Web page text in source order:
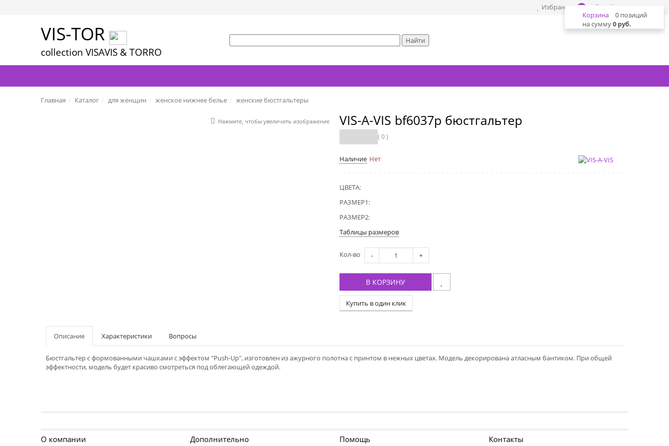
Войти
Избранное 0
VIS-TOR
collection VISAVIS & TORRO
Корзина
0 позиций
на сумму0 руб.
Главная Каталог для женщин женское нижнее белье женские бюстгальтеры
VIS-A-VIS bf6037p бюстгальтер
Нажмите, чтобы увеличить изображение
( 0 )
Наличие Нет
ЦВЕТА:
РАЗМЕР1:
РАЗМЕР2:
Таблицы размеров
Кол-во - +
В КОРЗИНУ
Купить в один клик
Описание Характеристики Вопросы
Бюстгальтер с формованными чашками с эффектом "Push-Up", изготовлен из ажурного полотна с принтом в нежных цветах. Модель декорирована атласным бантиком. При общей
эффектности, модель будет красиво смотреться под облегающей одеждой.
О компании Дополнительно Помощь Контакты